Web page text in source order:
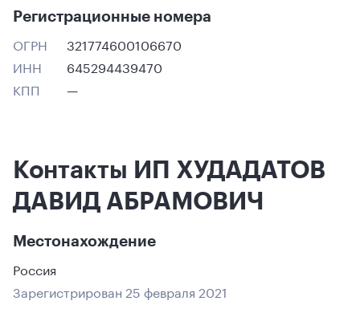
Регистрационные номера
ОГРН
321774600106670
ИНН
645294439470
КПП
—
Контакты ИП ХУДАДАТОВ
ДАВИД АБРАМОВИЧ
Местонахождение
Россия
Зарегистрирован 25 февраля 2021